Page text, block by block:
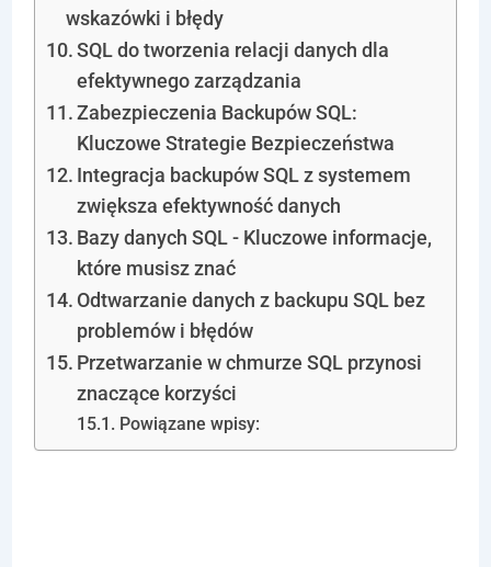
wskazówki i błędy
SQL do tworzenia relacji danych dla
efektywnego zarządzania
Zabezpieczenia Backupów SQL:
Kluczowe Strategie Bezpieczeństwa
Integracja backupów SQL z systemem
zwiększa efektywność danych
Bazy danych SQL - Kluczowe informacje,
które musisz znać
Odtwarzanie danych z backupu SQL bez
problemów i błędów
Przetwarzanie w chmurze SQL przynosi
znaczące korzyści
Powiązane wpisy: